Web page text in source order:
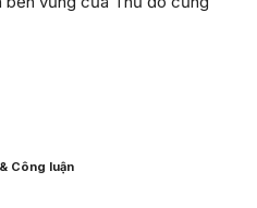
Công luận